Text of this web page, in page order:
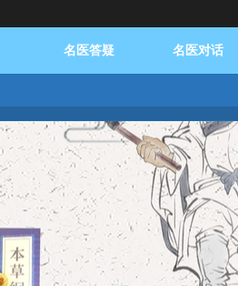
名医答疑 名医对话